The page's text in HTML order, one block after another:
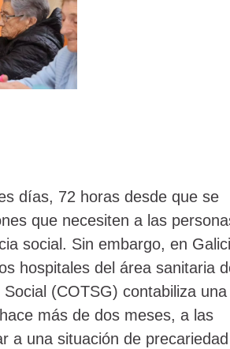
días, 72 horas desde que se
que necesiten a las
social. Sin embargo, en
hospitales del área sanitaria
(COTSG) contabiliza una
más de dos meses, a las
a una situación de precariedad